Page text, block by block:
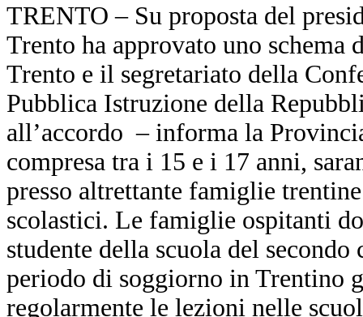
TRENTO – Su proposta del
Trento ha approvato uno
Trento e il segretariato della
Pubblica Istruzione della
all’accordo – informa la
compresa tra i 15 e i 17 anni,
presso altrettante famiglie
scolastici. Le famiglie ospitanti
studente della scuola del
periodo di soggiorno in Trentino
regolarmente le lezioni nelle